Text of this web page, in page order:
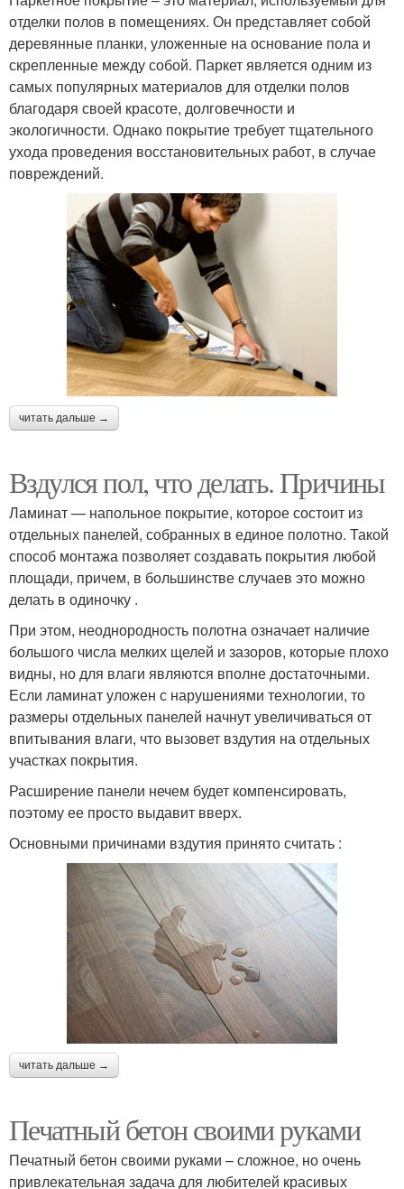
отделки полов в помещениях. Он представляет собой
деревянные планки, уложенные на основание пола и
скрепленные между собой. Паркет является одним из
самых популярных материалов для отделки полов
благодаря своей красоте, долговечности и
экологичности. Однако покрытие требует тщательного
ухода проведения восстановительных работ, в случае
повреждений.
читать дальше →
Вздулся пол, что делать. Причины
Ламинат — напольное покрытие, которое состоит из
отдельных панелей, собранных в единое полотно. Такой
способ монтажа позволяет создавать покрытия любой
площади, причем, в большинстве случаев это можно
делать в одиночку .
При этом, неоднородность полотна означает наличие
большого числа мелких щелей и зазоров, которые плохо
видны, но для влаги являются вполне достаточными.
Если ламинат уложен с нарушениями технологии, то
размеры отдельных панелей начнут увеличиваться от
впитывания влаги, что вызовет вздутия на отдельных
участках покрытия.
Расширение панели нечем будет компенсировать,
поэтому ее просто выдавит вверх.
Основными причинами вздутия принято считать :
читать дальше →
Печатный бетон своими руками
Печатный бетон своими руками – сложное, но очень
привлекательная задача для любителей красивых